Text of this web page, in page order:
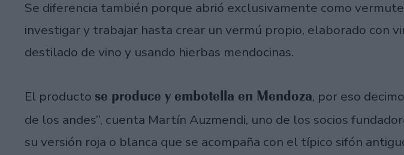
Se diferencia también porque abrió exclusivamente como
investigar y trabajar hasta crear un vermú propio, elaborado con
destilado de vino y usando hierbas mendocinas.
El producto se produce y embotella en Mendoza, por eso
de los andes”, cuenta Martín Auzmendi, uno de los socios
su versión roja o blanca que se acompaña con el típico sifón